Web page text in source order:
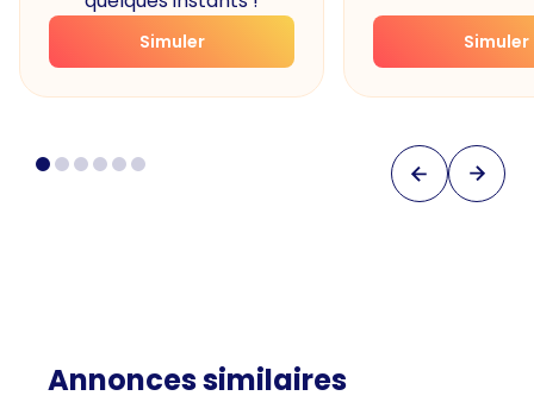
Simuler Simuler
Annonces similaires